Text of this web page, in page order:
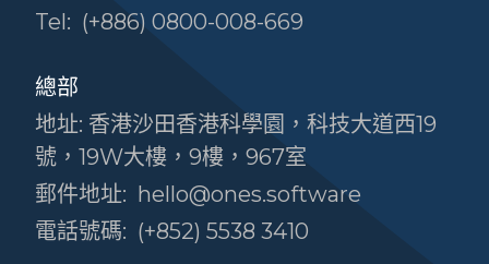
Tel: (+886) 0800-008-669
總部
地址: 香港沙田香港科學園，科技大道西19
號，19W大樓，9樓，967室
郵件地址: hello@ones.software
電話號碼: (+852) 5538 3410